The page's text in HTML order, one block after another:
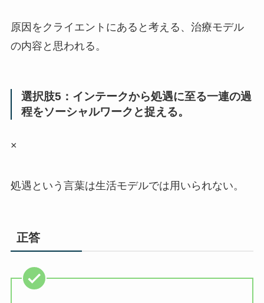
原因をクライエントにあると考える、治療モデル
の内容と思われる。
選択肢5：インテークから処遇に至る一連の過
程をソーシャルワークと捉える。
×
処遇という言葉は生活モデルでは用いられない。
正答